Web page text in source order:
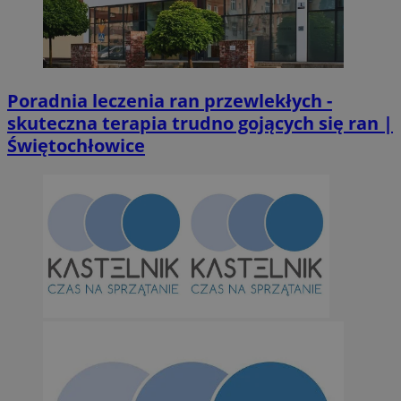
Poradnia leczenia ran przewlekłych -
skuteczna terapia trudno gojących się ran |
Świętochłowice
euds .rfihub.com
li_gc
LinkedIn
Corporation
.linkedin.com
.simpli.fi